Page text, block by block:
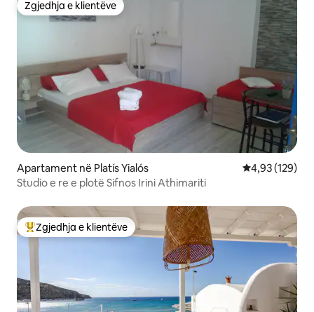
Zgjedhja e klientëve
Zgjedhja e klientëve
Apartament në Platís Yialós Vlerësimi
4,93 (129)
Studio e re e plotë Sifnos Irini Athimariti
Më të mirat e zgjedhjeve të klientëve
Zgjedhja e klientëve